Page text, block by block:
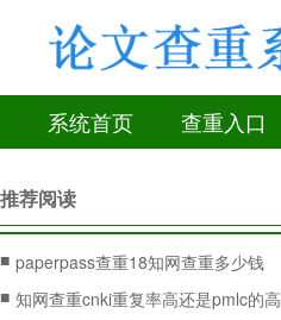
系统首页 查重入口
推荐阅读
■ paperpass查重18知网查重多少钱
■ 知网查重cnki重复率高还是pmlc的高